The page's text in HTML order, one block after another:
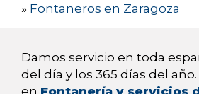
» Fontaneros en Zaragoza
Damos servicio en toda
del día y los 365 días del